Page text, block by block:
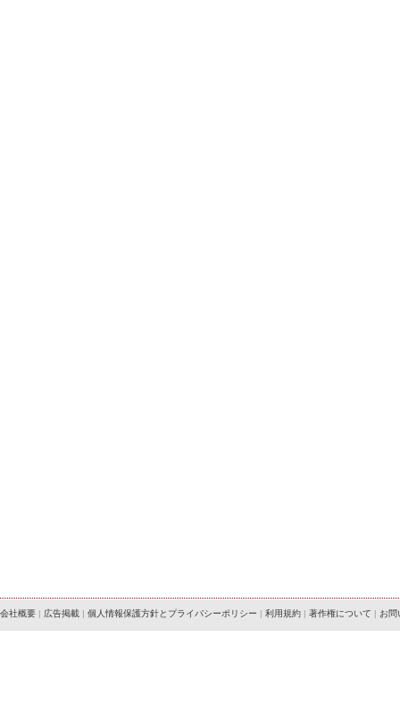
会社概要 | 広告掲載 | 個人情報保護方針とプライバシーポリシー | 利用規約 | 著作権について | お問